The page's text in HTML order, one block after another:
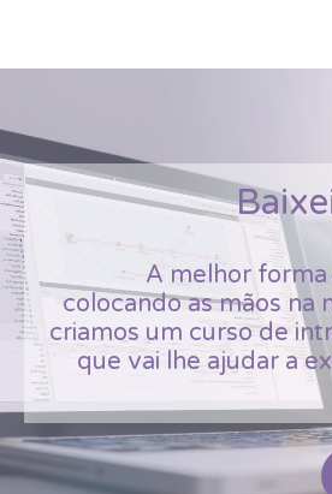
A melhor
colocando as mãos na
criamos um curso de
que vai lhe ajudar a